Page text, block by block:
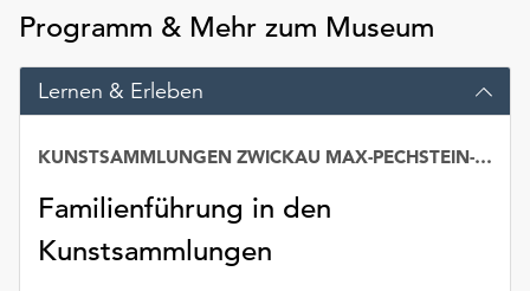
zur
Verfügung.
Funktionale
Cookies
werden
auch
Ihr
weiterhin
Programm & Mehr zum Museum
Lernen & Erleben
Familienführung in den
Kunstsammlungen
KUNSTSAMMLUNGEN ZWICKAU MAX-PECHSTEIN-MUSEUM